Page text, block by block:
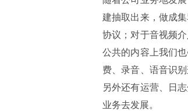
建抽取出来，做成
协议；对于音视频
公共的内容上我们
费、录音、语音识
另外还有运营、日
业务去发展。